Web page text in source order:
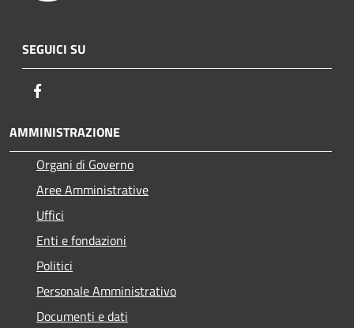
SEGUICI SU
AMMINISTRAZIONE
Organi di Governo
Aree Amministrative
Uffici
Enti e fondazioni
Politici
Personale Amministrativo
Documenti e dati